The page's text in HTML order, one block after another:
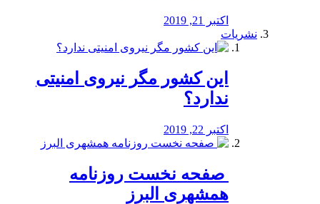
اکتبر 21, 2019
نشریات
این کشور مگر نیروی امنیتی
ندارد؟
اکتبر 22, 2019
️ صفحه نخست روزنامه‌
همشهری البرز